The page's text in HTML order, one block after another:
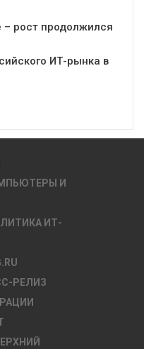
– рост продолжился
ИТ-рынка в
И
ИТ-
РЕЛИЗ